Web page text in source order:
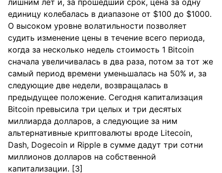
лишним лет и, за прошедший срок, цена за одну
единицу колебалась в диапазоне от $100 до $1000.
О высоком уровне волатильности позволяет
судить изменение цены в течение всего периода,
когда за несколько недель стоимость 1 Bitcoin
сначала увеличивалась в два раза, потом за тот же
самый период времени уменьшалась на 50% и, за
следующие две недели, возвращалась в
предыдущее положение. Сегодня капитализация
Bitcoin превысила три целых и три десятых
миллиарда долларов, а следующие за ним
альтернативные криптовалюты вроде Litecoin,
Dash, Dogecoin и Ripple в сумме дадут три сотни
миллионов долларов на собственной
капитализации. [3]